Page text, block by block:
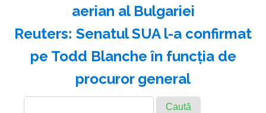
aerian al Bulgariei
Reuters: Senatul SUA l-a confirmat
pe Todd Blanche în funcţia de
procuror general